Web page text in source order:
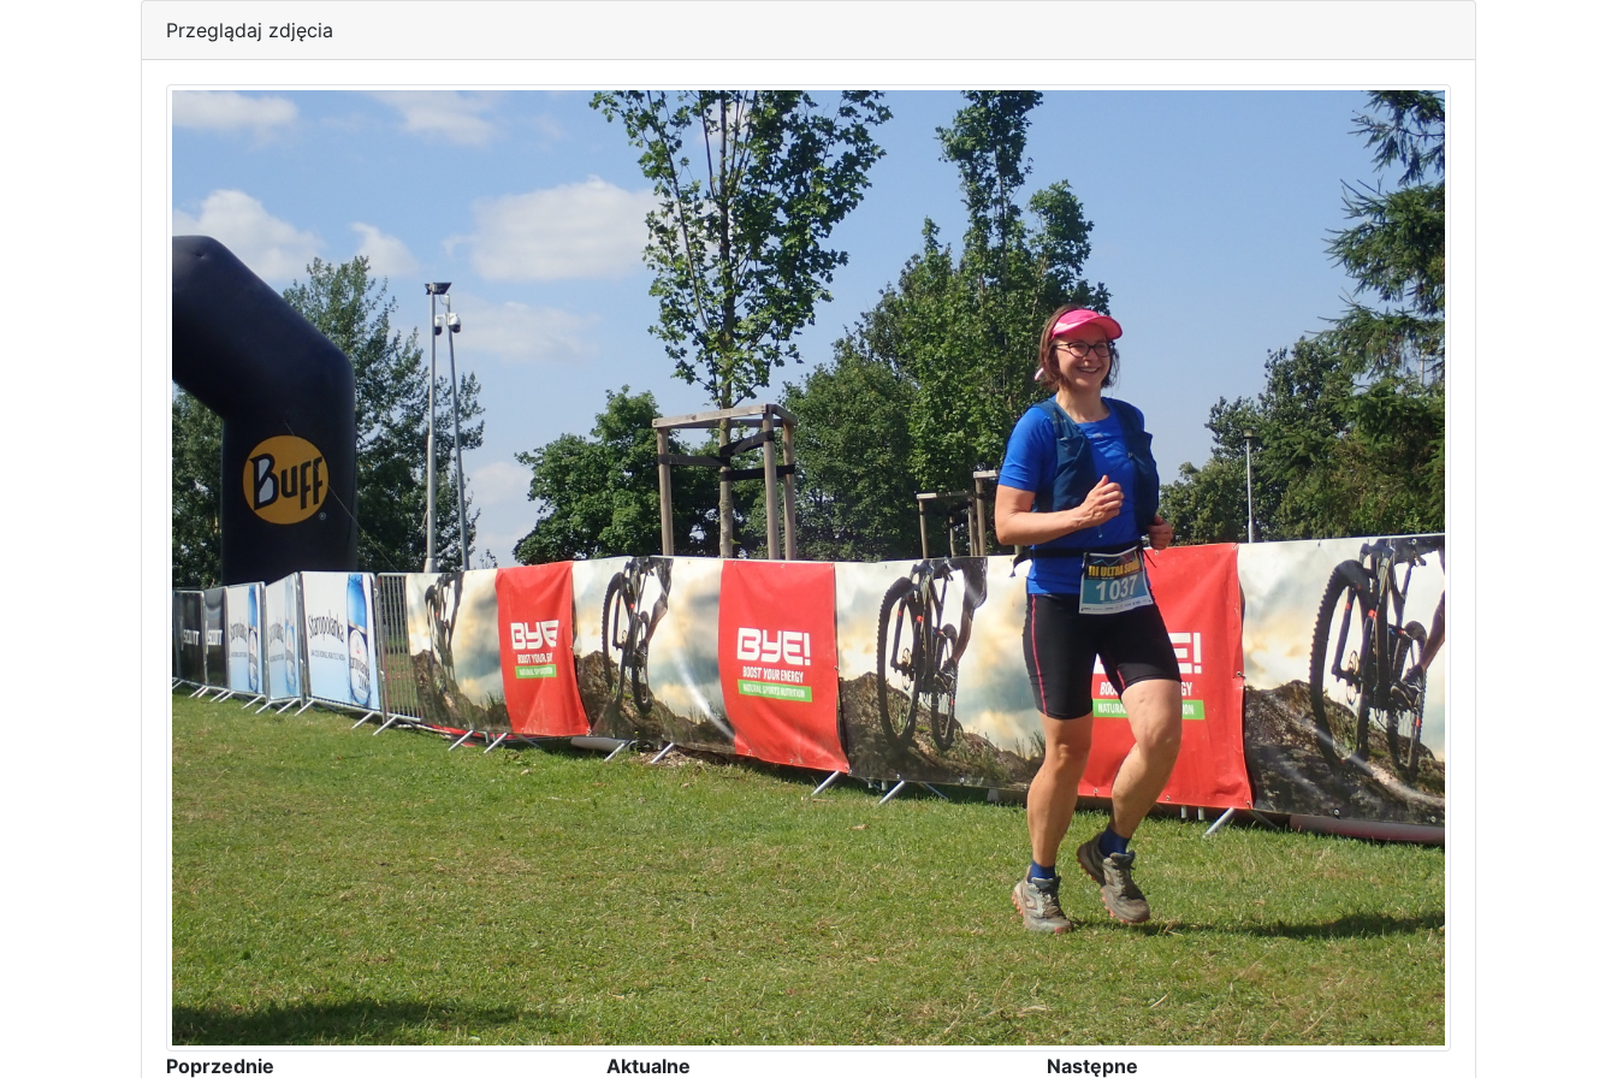
Przeglądaj zdjęcia
Poprzednie Aktualne Następne